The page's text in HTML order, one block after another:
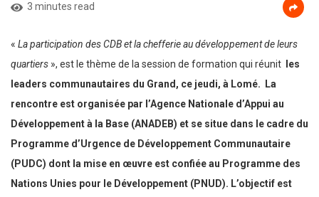
3 minutes read
« La participation des CDB et la chefferie au développement de leurs
quartiers », est le thème de la session de formation qui réunit
les
leaders communautaires du Grand, ce jeudi, à Lomé.
La
rencontre est organisée par l’Agence Nationale d’Appui au
Développement à la Base (ANADEB) et se situe dans le cadre du
Programme d’Urgence de Développement Communautaire
(PUDC) dont la mise en œuvre est confiée au Programme des
Nations Unies pour le Développement (PNUD). L’objectif est